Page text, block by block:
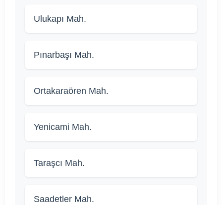
Ulukapı Mah.
Pınarbaşı Mah.
Ortakaraören Mah.
Yenicami Mah.
Taraşcı Mah.
Saadetler Mah.